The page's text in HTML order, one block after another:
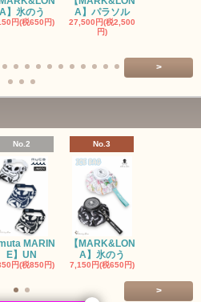
A】氷のう
円(税650円)
A】パラソル
27,500円(税2,500
円)
>
No.2
muta MARIN
E】UN
円(税850円)
No.3
【MARK&LON
A】氷のう
7,150円(税650円)
>